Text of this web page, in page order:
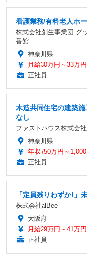
看護業務/有料老人ホ
株式会社創生事業団 グ
番館
神奈川県
月給30万円～33万円
正社員
木造共同住宅の建築
なし
ファストハウス株式会社
神奈川県
年収750万円～1,000
正社員
「定員残りわずか!」
株式会社alBee
大阪府
月給29万円～41万円
正社員